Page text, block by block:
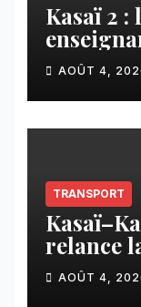
Kasaï 2 :
imposée
CNCA
AOÛT 4,
TRANSPORT
relance
Tshiamu
échanges
AOÛT 4,